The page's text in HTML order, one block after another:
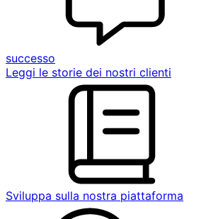
successo
Leggi le storie dei nostri clienti
Sviluppa sulla nostra piattaforma